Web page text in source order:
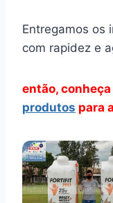
Entregamos os
com rapidez e
então,
produtos para